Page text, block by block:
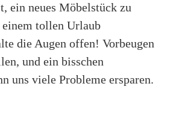
ein neues Möbelstück zu
tollen Urlaub
die Augen offen! Vorbeugen
und ein bisschen
uns viele Probleme ersparen.